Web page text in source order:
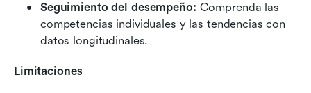
Seguimiento del desempeño: Comprenda las
competencias individuales y las tendencias con
datos longitudinales.
Limitaciones